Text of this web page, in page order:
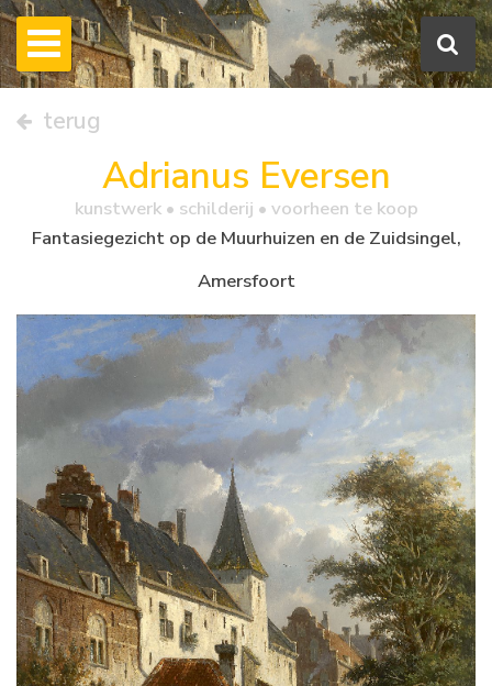
terug
Adrianus Eversen
kunstwerk • schilderij • voorheen te koop
Fantasiegezicht op de Muurhuizen en de Zuidsingel,
Amersfoort